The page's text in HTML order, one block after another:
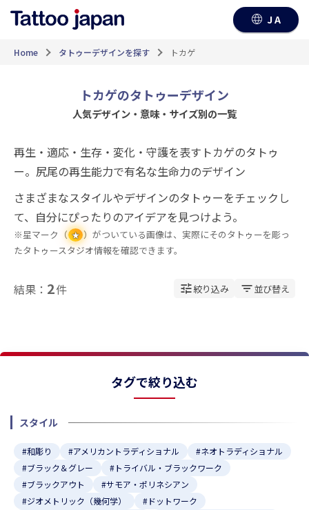
JA
Home タトゥーデザインを探す トカゲ
トカゲのタトゥーデザイン
人気デザイン・意味・サイズ別の一覧
再生・適応・生存・変化・守護を表すトカゲのタトゥ
ー。尻尾の再生能力で有名な生命力のデザイン
さまざまなスタイルやデザインのタトゥーをチェックし
て、自分にぴったりのアイデアを見つけよう。
※星マーク（ ★ ）がついている画像は、実際にそのタトゥーを彫っ
たタトゥースタジオ情報を確認できます。
結果： 2件 絞り込み 並び替え
タグで絞り込む
スタイル
#和彫り #アメリカントラディショナル
#ネオトラディショナル
#ブラック＆グレー
#トライバル・ブラックワーク
#ブラックアウト
#サモア・ポリネシアン
#ジオメトリック（幾何学）
#ドットワーク